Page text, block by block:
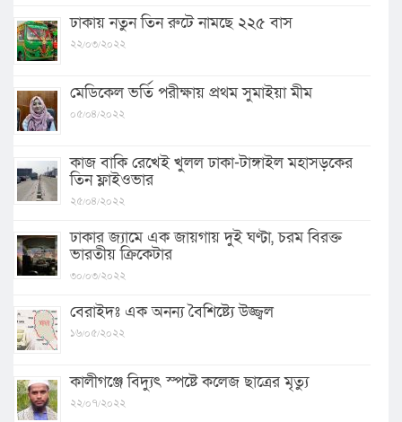
ঢাকায় নতুন তিন রুটে নামছে ২২৫ বাস
২২/০৩/২০২২
মেডিকেল ভর্তি পরীক্ষায় প্রথম সুমাইয়া মীম
০৫/০৪/২০২২
কাজ বাকি রেখেই খুলল ঢাকা-টাঙ্গাইল মহাসড়কের
তিন ফ্লাইওভার
২৫/০৪/২০২২
ঢাকার জ্যামে এক জায়গায় দুই ঘণ্টা, চরম বিরক্ত
ভারতীয় ক্রিকেটার
৩০/০৩/২০২২
বেরাইদঃ এক অনন্য বৈশিষ্ট্যে উজ্জ্বল
১৬/০৫/২০২২
কালীগঞ্জে বিদ্যুৎ স্পষ্টে কলেজ ছাত্রের মৃত্যু
২২/০৭/২০২২